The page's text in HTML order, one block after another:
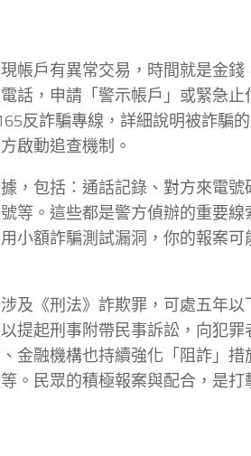
帳戶有異常交易，時間就是金
話，申請「警示帳戶」或緊急止
反詐騙專線，詳細說明被詐騙
啟動追查機制。
，包括：通話記錄、對方來電
等。這些都是警方偵辦的重要
小額詐騙測試漏洞，你的報案
及《刑法》詐欺罪，可處五年
提起刑事附帶民事訴訟，向犯
金融機構也持續強化「阻詐」
。民眾的積極報案與配合，是